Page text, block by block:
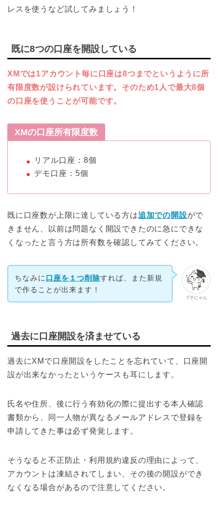
レスを使うなど試してみましょう！
既に8つの口座を開設している
XMでは1アカウント毎に口座は8つまでというように所
有限度数が設けられています。そのため1人で最大8個
の口座を使うことが可能です。
XMの口座所有限度数
リアル口座：8個
デモ口座：5個
既に口座数が上限に達している方は追加での開設がで
きません、以前は問題なく開設できたのに急にできな
くなったと言う方は所有数を確認してみてください。
ブチにゃん
ちなみに 口座を１つ削除すれば、また新規
で作ることが出来ます！
過去に口座開設を済ませている
過去にXMで口座開設をしたことを忘れていて、口座開
設が出来なかったというケースも耳にします。
氏名や住所、後に行う有効化の際に提出する本人確認
書類から、同一人物が異なるメールアドレスで登録を
申請してきた事は必ず発覚します。
そうなると不正防止・利用規約違反の理由によって、
アカウントは凍結されてしまい、その後の開設ができ
なくなる場合があるので注意してください。